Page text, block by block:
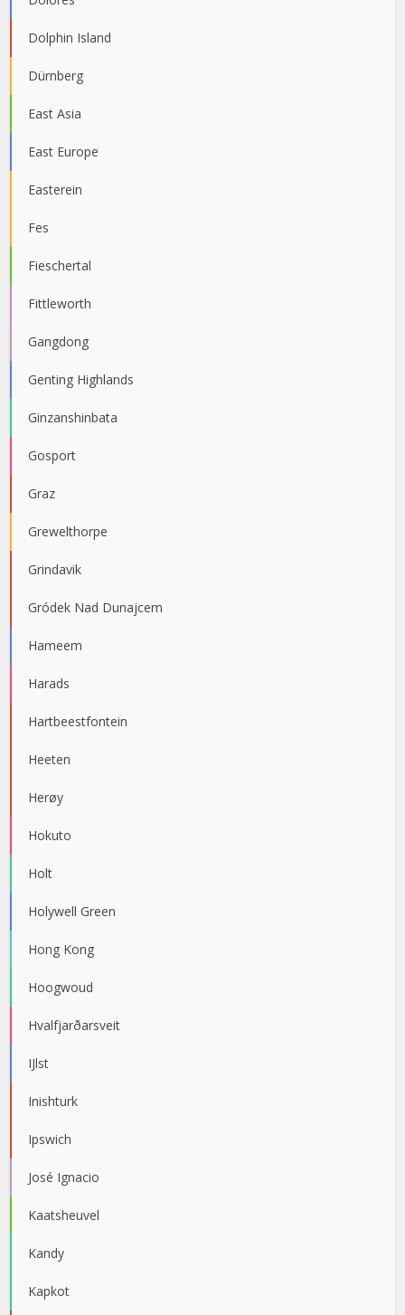
Dolphin Island
Dürnberg
East Asia
East Europe
Easterein
Fes
Fieschertal
Fittleworth
Gangdong
Genting Highlands
Ginzanshinbata
Gosport
Graz
Grewelthorpe
Grindavik
Gródek Nad Dunajcem
Hameem
Harads
Hartbeestfontein
Heeten
Herøy
Hokuto
Holt
Holywell Green
Hong Kong
Hoogwoud
Hvalfjarðarsveit
IJlst
Inishturk
Ipswich
José Ignacio
Kaatsheuvel
Kandy
Kapkot